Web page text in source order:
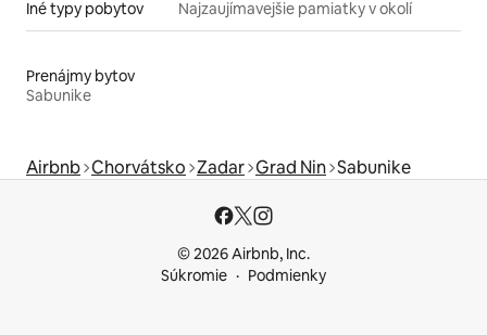
Iné typy pobytov Najzaujímavejšie pamiatky v okolí
Prenájmy bytov
Sabunike
Airbnb Chorvátsko Zadar Grad Nin Sabunike
© 2026 Airbnb, Inc.
Súkromie
Podmienky